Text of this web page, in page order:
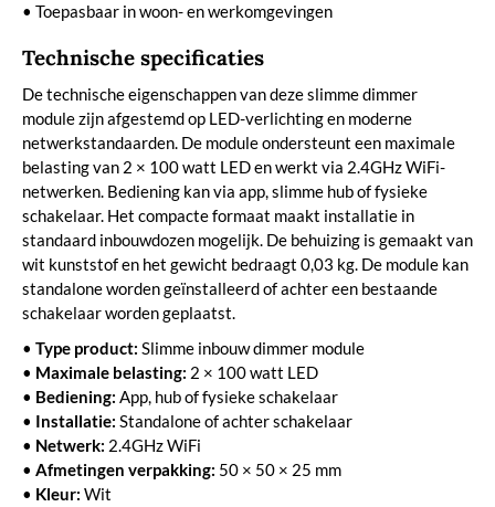
• Toepasbaar in woon- en werkomgevingen
Technische specificaties
De technische eigenschappen van deze slimme dimmer
module zijn afgestemd op LED-verlichting en moderne
netwerkstandaarden. De module ondersteunt een maximale
belasting van 2 × 100 watt LED en werkt via 2.4GHz WiFi-
netwerken. Bediening kan via app, slimme hub of fysieke
schakelaar. Het compacte formaat maakt installatie in
standaard inbouwdozen mogelijk. De behuizing is gemaakt van
wit kunststof en het gewicht bedraagt 0,03 kg. De module kan
standalone worden geïnstalleerd of achter een bestaande
schakelaar worden geplaatst.
• Type product: Slimme inbouw dimmer module
• Maximale belasting: 2 × 100 watt LED
• Bediening: App, hub of fysieke schakelaar
• Installatie: Standalone of achter schakelaar
• Netwerk: 2.4GHz WiFi
• Afmetingen verpakking: 50 × 50 × 25 mm
• Kleur: Wit